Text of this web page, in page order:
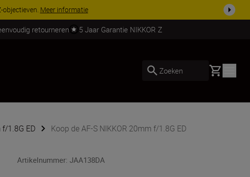
vandaag nog compleetKoop nu
retourneren 5 Jaar Garantie NIKKOR Z
Zoeken Basket
1.8G ED Koop de AF-S NIKKOR 20mm f/1.8G ED
Artikelnummer:JAA138DA